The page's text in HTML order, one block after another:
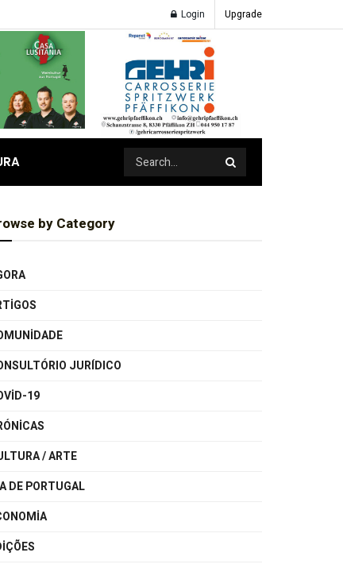
Login Upgrade
by Category
JURÍDICO
19
/ ARTE
DE PORTUGAL